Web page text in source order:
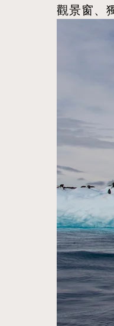
觀景窗、